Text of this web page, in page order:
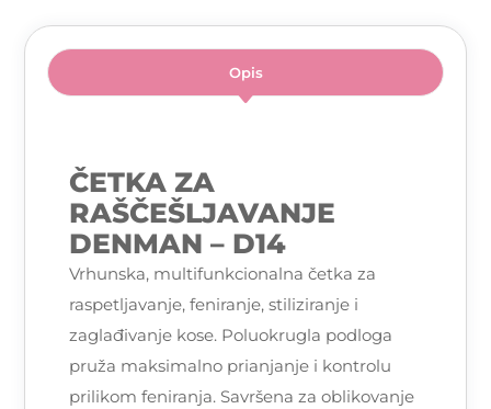
Opis
ČETKA ZA
RAŠČEŠLJAVANJE
DENMAN – D14
Vrhunska, multifunkcionalna četka za
raspetljavanje, feniranje, stiliziranje i
zaglađivanje kose. Poluokrugla podloga
pruža maksimalno prianjanje i kontrolu
prilikom feniranja. Savršena za oblikovanje